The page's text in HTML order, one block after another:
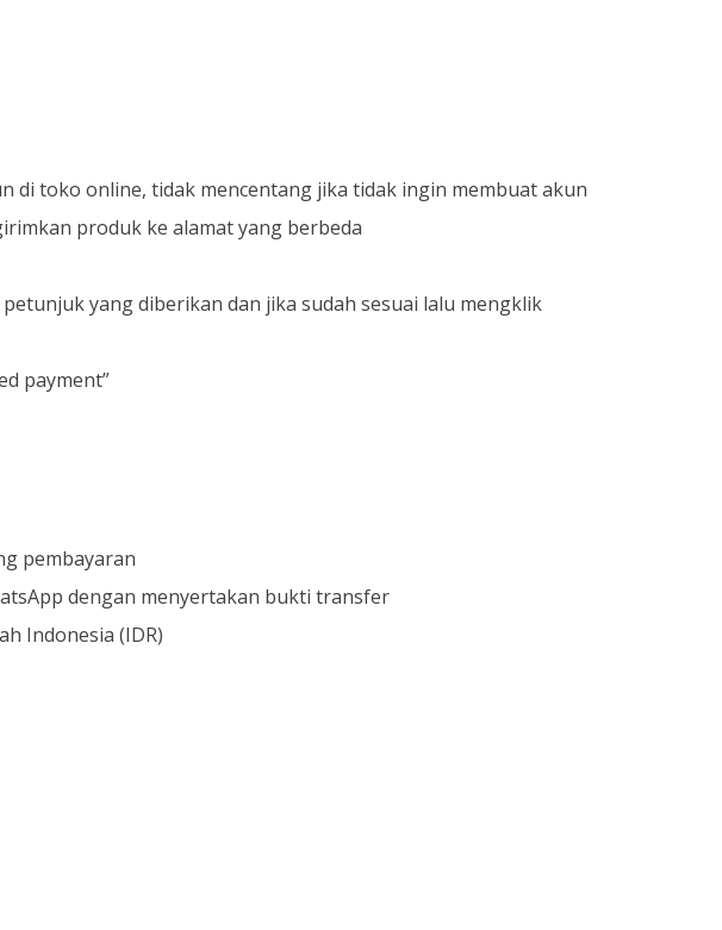
di toko online, tidak mencentang jika tidak ingin membuat akun
produk ke alamat yang berbeda
yang diberikan dan jika sudah sesuai lalu mengklik
payment”
pembayaran
dengan menyertakan bukti transfer
Indonesia (IDR)